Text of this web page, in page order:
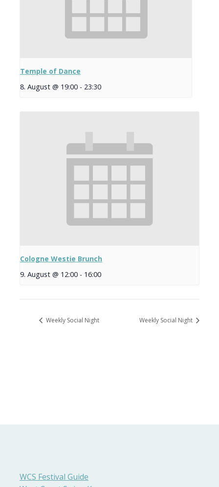
Temple of Dance
8. August @ 19:00 - 23:30
Cologne Westie Brunch
9. August @ 12:00 - 16:00
Weekly Social Night Weekly Social Night
WCS Festival Guide